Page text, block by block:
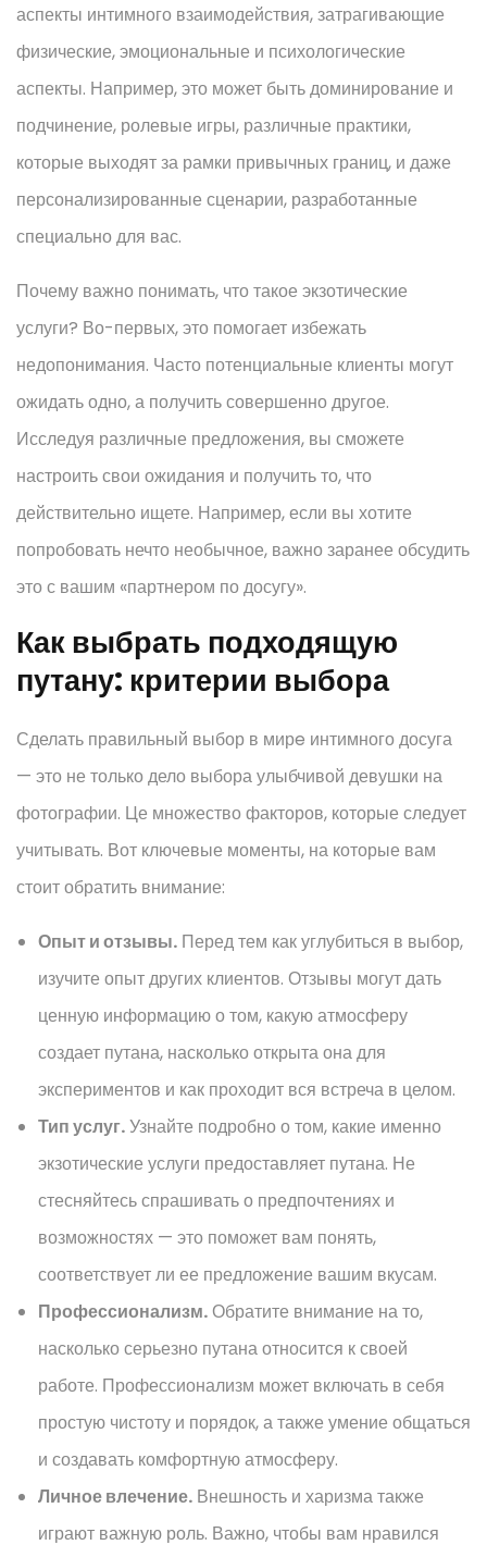
аспекты интимного взаимодействия, затрагивающие
физические, эмоциональные и психологические
аспекты. Например, это может быть доминирование и
подчинение, ролевые игры, различные практики,
которые выходят за рамки привычных границ, и даже
персонализированные сценарии, разработанные
специально для вас.
Почему важно понимать, что такое экзотические
услуги? Во-первых, это помогает избежать
недопонимания. Часто потенциальные клиенты могут
ожидать одно, а получить совершенно другое.
Исследуя различные предложения, вы сможете
настроить свои ожидания и получить то, что
действительно ищете. Например, если вы хотите
попробовать нечто необычное, важно заранее обсудить
это с вашим «партнером по досугу».
Как выбрать подходящую
путану: критерии выбора
Сделать правильный выбор в мирe интимного досуга
— это не только дело выбора улыбчивой девушки на
фотографии. Це множество факторов, которые следует
учитывать. Вот ключевые моменты, на которые вам
стоит обратить внимание:
Опыт и отзывы. Перед тем как углубиться в выбор,
изучите опыт других клиентов. Отзывы могут дать
ценную информацию о том, какую атмосферу
создает путана, насколько открыта она для
экспериментов и как проходит вся встреча в целом.
Тип услуг.Узнайте подробно о том, какие именно
экзотические услуги предоставляет путана. Не
стесняйтесь спрашивать о предпочтениях и
возможностях — это поможет вам понять,
соответствует ли ее предложение вашим вкусам.
Профессионализм.Обратите внимание на то,
насколько серьезно путана относится к своей
работе. Профессионализм может включать в себя
простую чистоту и порядок, а также умение общаться
и создавать комфортную атмосферу.
Личное влечение. Внешность и харизма также
играют важную роль. Важно, чтобы вам нравился